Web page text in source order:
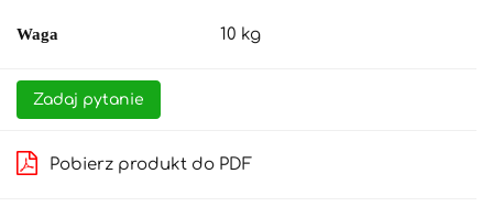
Waga 10 kg
Zadaj pytanie
Pobierz produkt do PDF